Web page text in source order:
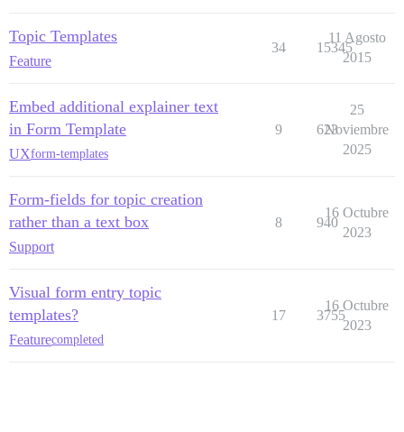
Topic Templates
Feature
34 15345
11 Agosto
2015
Embed additional explainer text
in Form Template
UXform-templates
9 623
25
Noviembre
2025
Form-fields for topic creation
rather than a text box
Support
8 940
16 Octubre
2023
Visual form entry topic
templates?
Featurecompleted
17 3755
16 Octubre
2023